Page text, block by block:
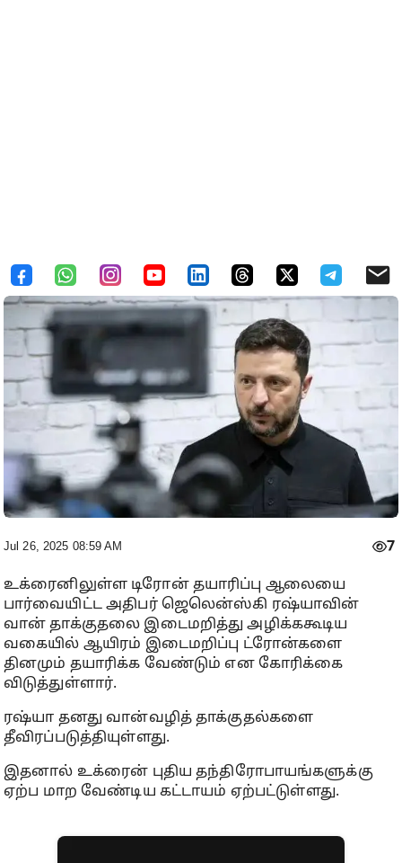
Jul 26, 2025 08:59 AM 7
உக்ரைனிலுள்ள டிரோன் தயாரிப்பு ஆலையை
பார்வையிட்ட அதிபர் ஜெலென்ஸ்கி ரஷ்யாவின்
வான் தாக்குதலை இடைமறித்து அழிக்ககூடிய
வகையில் ஆயிரம் இடைமறிப்பு ட்ரோன்களை
தினமும் தயாரிக்க வேண்டும் என கோரிக்கை
விடுத்துள்ளார்.
ரஷ்யா தனது வான்வழித் தாக்குதல்களை
தீவிரப்படுத்தியுள்ளது.
இதனால் உக்ரைன் புதிய தந்திரோபாயங்களுக்கு
ஏற்ப மாற வேண்டிய கட்டாயம் ஏற்பட்டுள்ளது.